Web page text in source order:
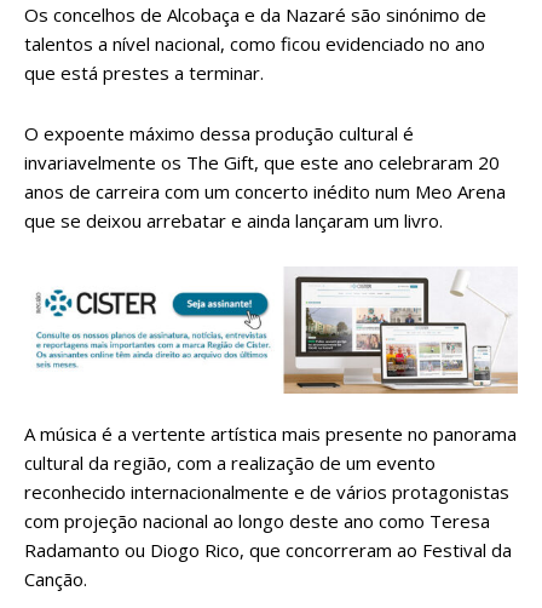
Os concelhos de Alcobaça e da Nazaré são sinónimo de
talentos a nível nacional, como ficou evidenciado no ano
que está prestes a terminar.
O expoente máximo dessa produção cultural é
invariavelmente os The Gift, que este ano celebraram 20
anos de carreira com um concerto inédito num Meo Arena
que se deixou arrebatar e ainda lançaram um livro.
A música é a vertente artística mais presente no panorama
cultural da região, com a realização de um evento
reconhecido internacionalmente e de vários protagonistas
com projeção nacional ao longo deste ano como Teresa
Radamanto ou Diogo Rico, que concorreram ao Festival da
Canção.